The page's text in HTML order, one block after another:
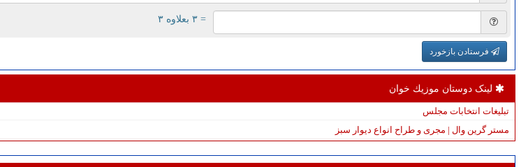
= ۳ بعلاوه ۳
فرستادن بازخورد
لینک دوستان موزیك خوان
تبلیغات انتخابات مجلس
مستر گرین وال | مجری و طراح انواع دیوار سبز